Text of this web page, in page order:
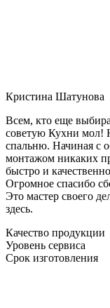
Кристина Шатунова
Всем, кто еще
советую Кухни мол!
спальню. Начиная с
монтажом никаких
быстро и
Огромное спасибо
Это мастер своего
здесь.
Качество продукции
Уровень сервиса
Срок изготовления